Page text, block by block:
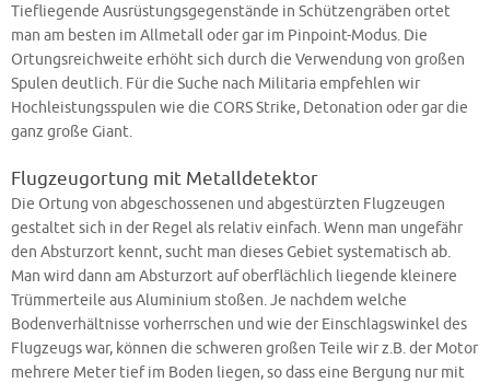
Tiefliegende Ausrüstungsgegenstände in Schützengräben ortet
man am besten im Allmetall oder gar im Pinpoint-Modus. Die
Ortungsreichweite erhöht sich durch die Verwendung von großen
Spulen deutlich. Für die Suche nach Militaria empfehlen wir
Hochleistungsspulen wie die CORS Strike, Detonation oder gar die
ganz große Giant.
Flugzeugortung mit Metalldetektor
Die Ortung von abgeschossenen und abgestürzten Flugzeugen
gestaltet sich in der Regel als relativ einfach. Wenn man ungefähr
den Absturzort kennt, sucht man dieses Gebiet systematisch ab.
Man wird dann am Absturzort auf oberflächlich liegende kleinere
Trümmerteile aus Aluminium stoßen. Je nachdem welche
Bodenverhältnisse vorherrschen und wie der Einschlagswinkel des
Flugzeugs war, können die schweren großen Teile wir z.B. der Motor
mehrere Meter tief im Boden liegen, so dass eine Bergung nur mit